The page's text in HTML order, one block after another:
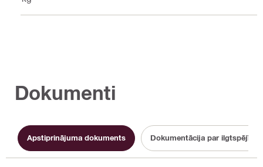
Dokumenti
Apstiprinājuma dokuments Dokumentācija par ilgtspējību